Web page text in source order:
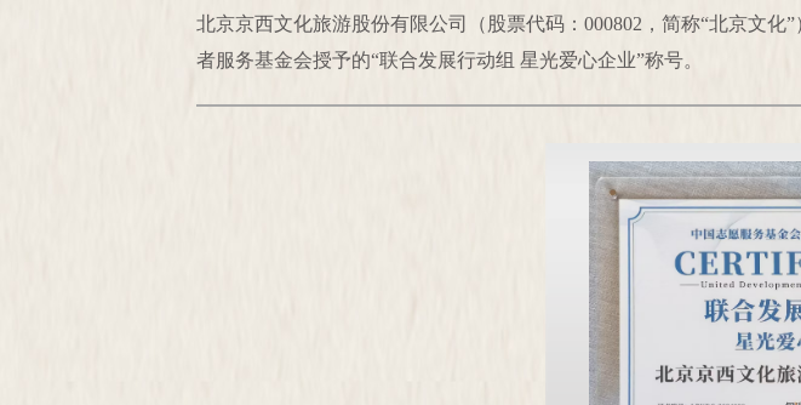
北京京西文化旅游股份有限公司（股票代码：000802，简称“北京文
者服务基金会授予的“联合发展行动组 星光爱心企业”称号。